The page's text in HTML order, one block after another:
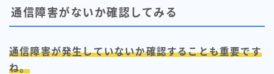
通信障害がないか確認してみる
通信障害が発生していないか確認することも重要です
ね。